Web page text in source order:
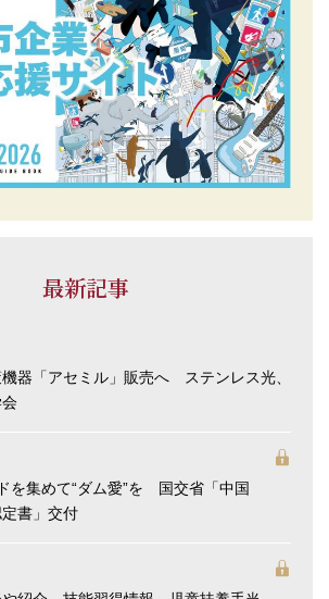
最新記事
機器「アセミル」販売へ ステンレス光、
を集めて“ダム愛”を 国交省「中国
書」交付